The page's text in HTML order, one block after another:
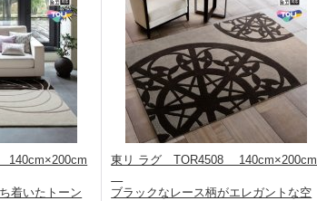
着いたトーン
東リ ラグ TOR4508 140cm×200cm
ブラックなレース柄がエレガントな空